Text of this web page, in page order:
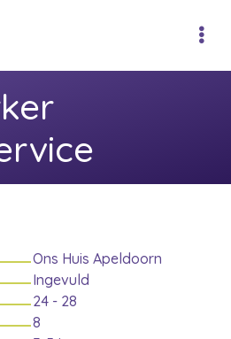
Ons Huis Apeldoorn
Ingevuld
24 - 28
8